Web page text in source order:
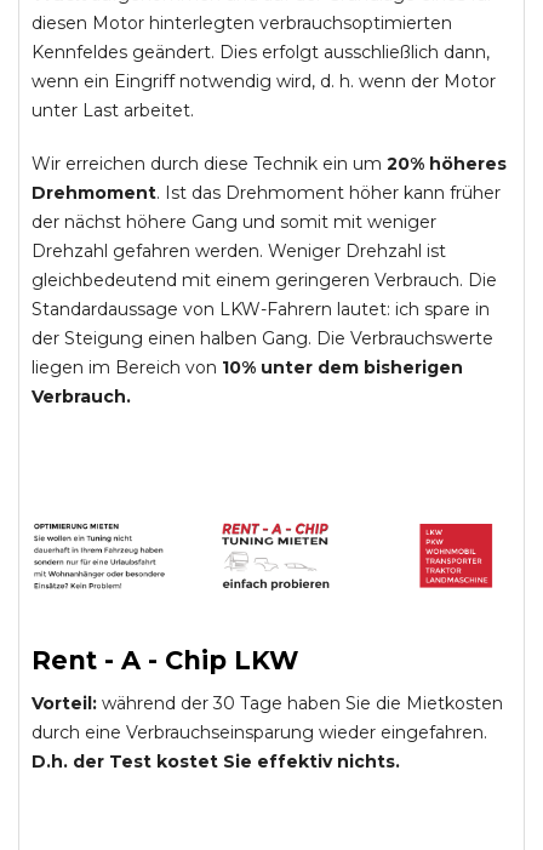
diesen Motor hinterlegten verbrauchsoptimierten
Kennfeldes geändert. Dies erfolgt ausschließlich dann,
wenn ein Eingriff notwendig wird, d. h. wenn der Motor
unter Last arbeitet.
Wir erreichen durch diese Technik ein um 20% höheres
Drehmoment. Ist das Drehmoment höher kann früher
der nächst höhere Gang und somit mit weniger
Drehzahl gefahren werden. Weniger Drehzahl ist
gleichbedeutend mit einem geringeren Verbrauch. Die
Standardaussage von LKW-Fahrern lautet: ich spare in
der Steigung einen halben Gang. Die Verbrauchswerte
liegen im Bereich von 10% unter dem bisherigen
Verbrauch.
Rent - A - Chip LKW
Vorteil: während der 30 Tage haben Sie die Mietkosten
durch eine Verbrauchseinsparung wieder eingefahren.
D.h. der Test kostet Sie effektiv nichts.